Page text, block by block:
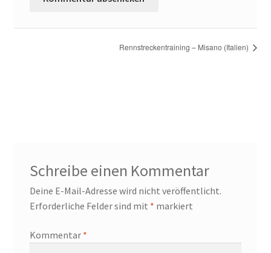
Rennstreckentraining – Misano (Italien)
Schreibe einen Kommentar
Deine E-Mail-Adresse wird nicht veröffentlicht.
Erforderliche Felder sind mit * markiert
Kommentar *